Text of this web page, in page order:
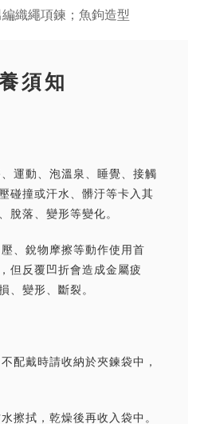
須知
運動、泡溫泉、睡覺、接觸
碰撞或汗水、髒汙等卡入其
脫落、變形等變化。
、銳物摩擦等動作使用首
但反覆凹折會造成金屬疲
、變形、斷裂。
配戴時請收納於夾鍊袋中，
擦拭，乾燥後再收入袋中。